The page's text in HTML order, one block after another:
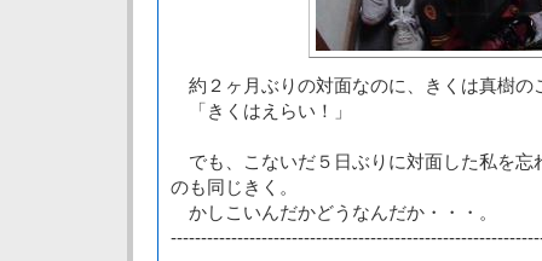
約２ヶ月ぶりの対面なのに、きくは真樹
「きくはえらい！」
でも、こないだ５日ぶりに対面した私を忘
のも同じきく。
かしこいんだかどうなんだか・・・。